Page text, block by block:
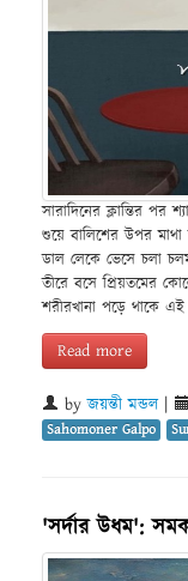
সারাদিনের ক্লান্তির পর
শুয়ে বালিশের উপর
ডাল লেকে ভেসে চলা
তীরে বসে প্রিয়তমের
শরীরখানা পড়ে থাকে এই
Read more
byজয়ন্তী মন্ডল|
Sahomoner Galpo
'সর্দার উধম':